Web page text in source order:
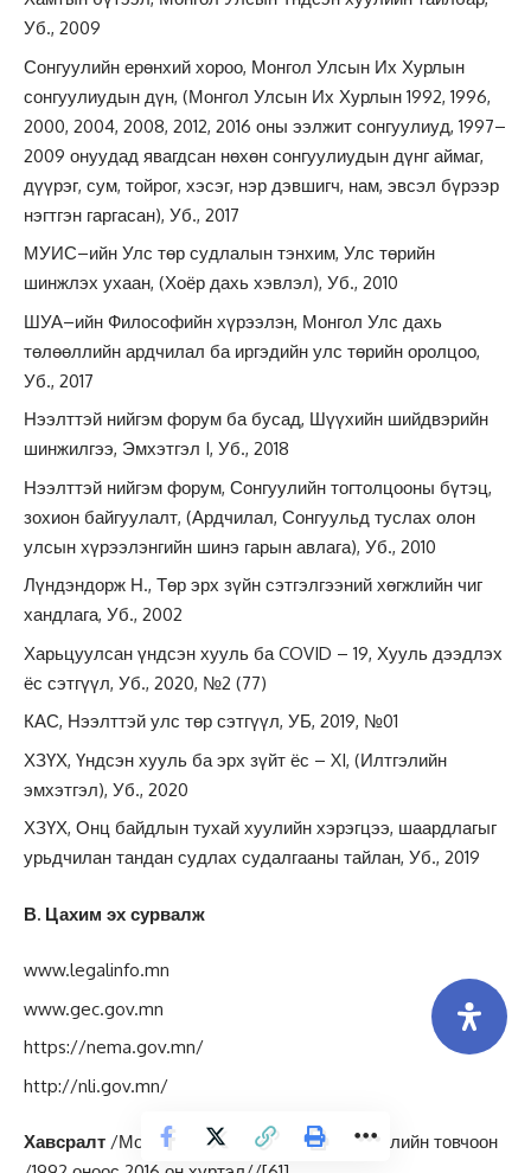
Уб., 2009
Сонгуулийн ерөнхий хороо, Монгол Улсын Их Хурлын
сонгуулиудын дүн, (Монгол Улсын Их Хурлын 1992, 1996,
2000, 2004, 2008, 2012, 2016 оны ээлжит сонгуулиуд, 1997–
2009 онуудад явагдсан нөхөн сонгуулиудын дүнг аймаг,
дүүрэг, сум, тойрог, хэсэг, нэр дэвшигч, нам, эвсэл бүрээр
нэгтгэн гаргасан), Уб., 2017
МУИС–ийн Улс төр судлалын тэнхим, Улс төрийн
шинжлэх ухаан, (Хоёр дахь хэвлэл), Уб., 2010
ШУА–ийн Философийн хүрээлэн, Монгол Улс дахь
төлөөллийн ардчилал ба иргэдийн улс төрийн оролцоо,
Уб., 2017
Нээлттэй нийгэм форум ба бусад, Шүүхийн шийдвэрийн
шинжилгээ, Эмхэтгэл I, Уб., 2018
Нээлттэй нийгэм форум, Сонгуулийн тогтолцооны бүтэц,
зохион байгуулалт, (Ардчилал, Сонгуульд туслах олон
улсын хүрээлэнгийн шинэ гарын авлага), Уб., 2010
Лүндэндорж Н., Төр эрх зүйн сэтгэлгээний хөгжлийн чиг
хандлага, Уб., 2002
Харьцуулсан үндсэн хууль ба COVID – 19, Хууль дээдлэх
ёс сэтгүүл, Уб., 2020, №2 (77)
КАС, Нээлттэй улс төр сэтгүүл, УБ, 2019, №01
ХЗҮХ, Үндсэн хууль ба эрх зүйт ёс – XI, (Илтгэлийн
эмхэтгэл), Уб., 2020
ХЗҮХ, Онц байдлын тухай хуулийн хэрэгцээ, шаардлагыг
урьдчилан тандан судлах судалгааны тайлан, Уб., 2019
В. Цахим эх сурвалж
www.legalinfo.mn
www.gec.gov.mn
https://nema.gov.mn/
http://nli.gov.mn/
Хавсралт /Монгол Улсын Их Хурлын сонгуулийн товчоон